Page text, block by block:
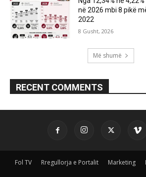
në 2026 mbi 8 pikë
2022
8 Gusht, 2026
Më shumë
RECENT COMMENTS
Fol TV Rregullorja e Portalit Marketing